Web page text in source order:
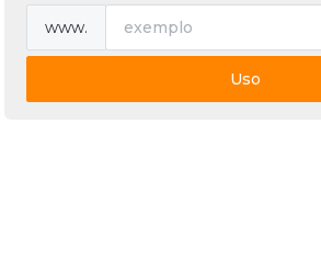
www.
Uso